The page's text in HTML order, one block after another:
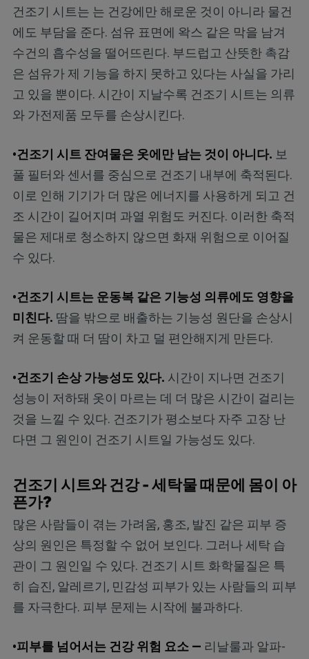
건조기 시트는 는 건강에만 해로운 것이 아니라 물건
에도 부담을 준다. 섬유 표면에 왁스 같은 막을 남겨
수건의 흡수성을 떨어뜨린다. 부드럽고 산뜻한 촉감
은 섬유가 제 기능을 하지 못하고 있다는 사실을 가리
고 있을 뿐이다. 시간이 지날수록 건조기 시트는 의류
와 가전제품 모두를 손상시킨다.
•건조기 시트 잔여물은 옷에만 남는 것이 아니다. 보
풀 필터와 센서를 중심으로 건조기 내부에 축적된다.
이로 인해 기기가 더 많은 에너지를 사용하게 되고 건
조 시간이 길어지며 과열 위험도 커진다. 이러한 축적
물은 제대로 청소하지 않으면 화재 위험으로 이어질
수 있다.
•건조기 시트는 운동복 같은 기능성 의류에도 영향을
미친다. 땀을 밖으로 배출하는 기능성 원단을 손상시
켜 운동할 때 더 땀이 차고 덜 편안해지게 만든다.
•건조기 손상 가능성도 있다. 시간이 지나면 건조기
성능이 저하돼 옷이 마르는 데 더 많은 시간이 걸리는
것을 느낄 수 있다. 건조기가 평소보다 자주 고장 난
다면 그 원인이 건조기 시트일 가능성도 있다.
건조기 시트와 건강 - 세탁물 때문에 몸이 아
픈가?
많은 사람들이 겪는 가려움, 홍조, 발진 같은 피부 증
상의 원인은 특정할 수 없어 보인다. 그러나 세탁 습
관이 그 원인일 수 있다. 건조기 시트 화학물질은 특
히 습진, 알레르기, 민감성 피부가 있는 사람들의 피부
를 자극한다. 피부 문제는 시작에 불과하다.
•피부를 넘어서는 건강 위험 요소 — 리날룰과 알파-